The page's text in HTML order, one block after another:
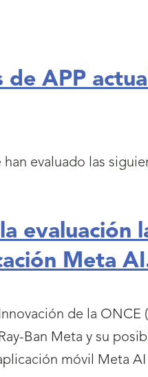
de APP
evaluado las
evaluación
Meta
de la ONCE
Ban Meta y su
móvil Meta